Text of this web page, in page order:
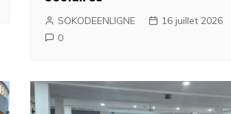
SOKODEENLIGNE
16 juillet 2026
0